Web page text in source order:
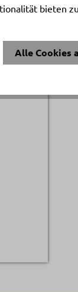
bieten zu
Alle Cookies